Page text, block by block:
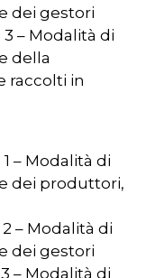
dei gestori
3 – Modalità di
della
raccolti in
– Modalità di
dei produttori,
2 – Modalità di
dei gestori
– Modalità di